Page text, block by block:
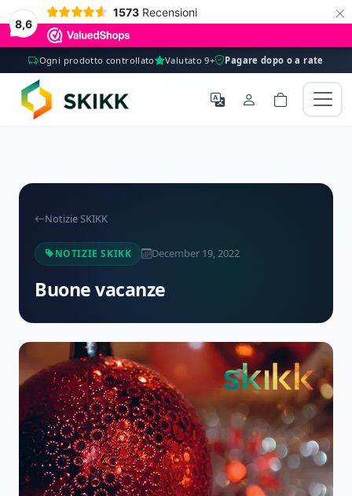
8,6
1573 Recensioni ×
Ogni prodotto controllato Valutato 9+ Pagare dopo o a rate
Notizie SKIKK
NOTIZIE SKIKK December 19, 2022
Buone vacanze